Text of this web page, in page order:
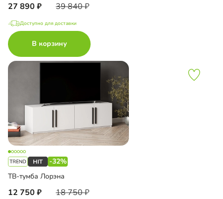
27 890 39 840
Доступно для доставки
В корзину
-32%
ТВ-тумба Лорэна
12 750 18 750